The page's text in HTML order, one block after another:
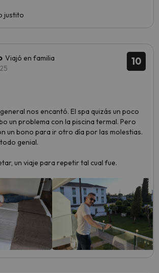
justito
10
Viajó en familia
nos encantó. El spa quizás un poco
un problema con la piscina termal. Pero
un bono para ir otro día por las molestias.
genial.
un viaje para repetir tal cual fue.